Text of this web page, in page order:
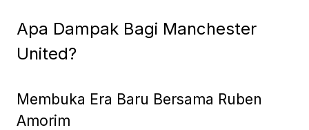
Apa Dampak Bagi Manchester
United?
Membuka Era Baru Bersama Ruben
Amorim